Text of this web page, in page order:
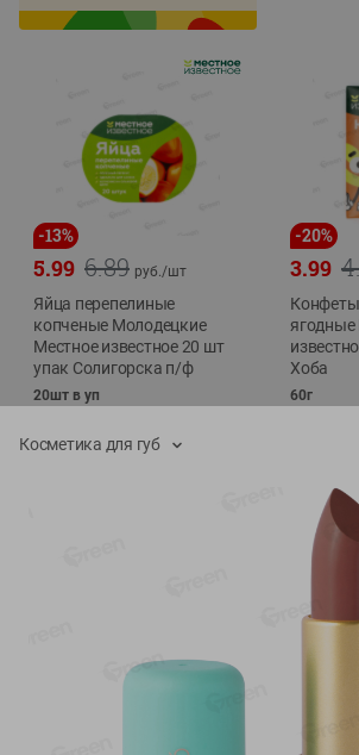
-13%
6.89
5.99 руб./шт
Яйца перепелиные
копченые Молодецкие
Местное известное 20 шт
упак Солигорска п/ф
20шт в уп
-20%
3.99
ягодные
Хоба
60г
Показать 15-28 из 77
Каталог товаров
Косметика для губ